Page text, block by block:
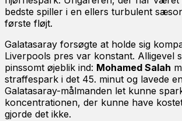
bedste spiller i en ellers turbulent
første fløjt.
Galatasaray forsøgte at holde sig
Liverpools pres var konstant. Alligevel
pinssomt øjeblik ind: Mohamed Salah
straffespark i det 45. minut og lavede
Galatasaray-målmanden let kunne
koncentrationen, der kunne have
gjorde det ikke.